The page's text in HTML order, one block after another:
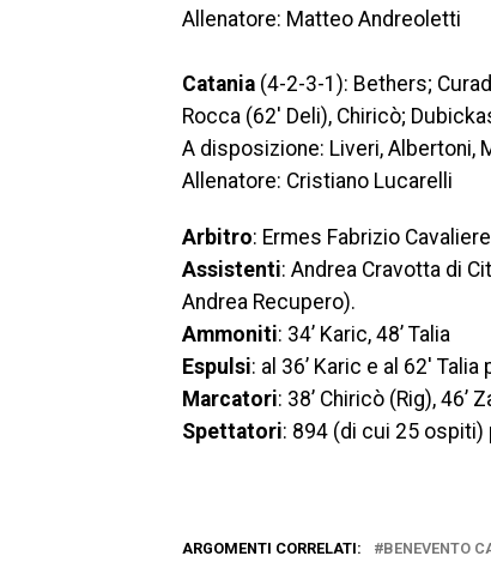
Allenatore: Matteo Andreoletti
Catania (4-2-3-1): Bethers;
Rocca (62′ Deli), Chiricò;
A disposizione: Liveri, Albertoni,
Allenatore: Cristiano Lucarelli
Arbitro: Ermes Fabrizio
Assistenti: Andrea Cravotta di
Andrea Recupero).
Ammoniti: 34’ Karic, 48’ Talia
Espulsi: al 36’ Karic e al 62′
Marcatori: 38’ Chiricò (Rig), 46’
Spettatori: 894 (di cui 25 ospiti)
ARGOMENTI CORRELATI: BENEVENTO